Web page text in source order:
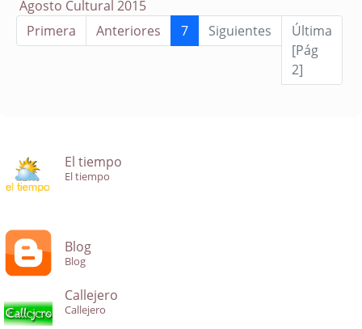
Agosto Cultural 2015
Primera
Anteriores 7 Siguientes
Última
[Pág
2]
El tiempo
El tiempo
Blog
Blog
Callejero
Callejero